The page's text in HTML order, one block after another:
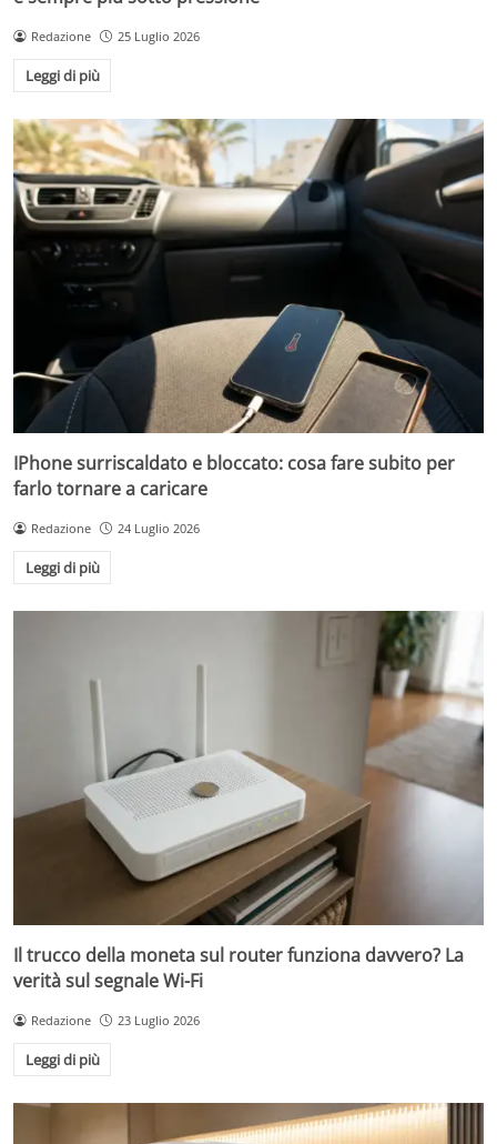
Redazione 25 Luglio 2026
Leggi di più
IPhone surriscaldato e bloccato: cosa fare subito per
farlo tornare a caricare
Redazione 24 Luglio 2026
Leggi di più
Il trucco della moneta sul router funziona davvero? La
verità sul segnale Wi-Fi
Redazione 23 Luglio 2026
Leggi di più